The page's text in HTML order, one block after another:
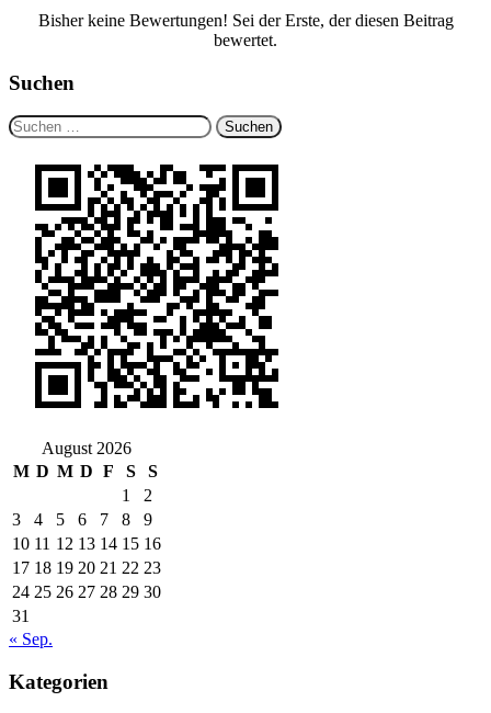
Bisher keine Bewertungen! Sei der Erste, der diesen Beitrag
bewertet.
Suchen
Suchen
nach:
August 2026
M D M D F S
S
1
2
3
4 5 6 7 8
9
10 11 12 13 14 15 16
17 18 19 20 21 22 23
24 25 26 27 28 29 30
31
« Sep.
Kategorien